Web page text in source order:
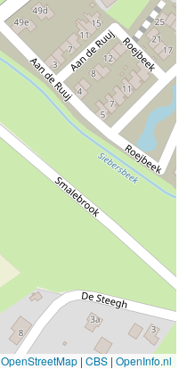
OpenStreetMap | CBS | OpenInfo.nl